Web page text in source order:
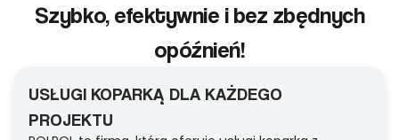
Szybko, efektywnie i bez zbędnych
opóźnień!
USŁUGI KOPARKĄ DLA KAŻDEGO
PROJEKTU